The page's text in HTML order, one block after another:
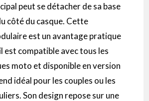
peut se détacher de sa base
côté du casque. Cette
est un avantage pratique
est compatible avec tous les
moto et disponible en version
idéal pour les couples ou les
Son design repose sur une